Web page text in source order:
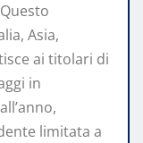
Asia,
ai titolari di
in
limitata a